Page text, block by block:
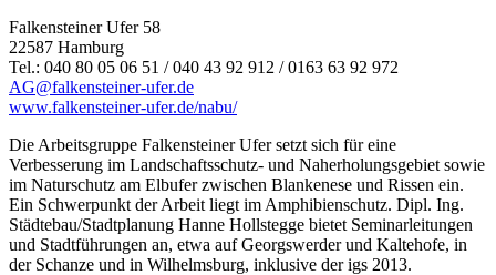
Falkensteiner Ufer 58
22587 Hamburg
Tel.: 040 80 05 06 51 / 040 43 92 912 / 0163 63 92 972
AG@falkensteiner-ufer.de
www.falkensteiner-ufer.de/nabu/
Die Arbeitsgruppe Falkensteiner Ufer setzt sich für eine
Verbesserung im Landschaftsschutz- und Naherholungsgebiet sowie
im Naturschutz am Elbufer zwischen Blankenese und Rissen ein.
Ein Schwerpunkt der Arbeit liegt im Amphibienschutz. Dipl. Ing.
Städtebau/Stadtplanung Hanne Hollstegge bietet Seminarleitungen
und Stadtführungen an, etwa auf Georgswerder und Kaltehofe, in
der Schanze und in Wilhelmsburg, inklusive der igs 2013.